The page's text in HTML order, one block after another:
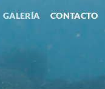
GALERÍA CONTACTO